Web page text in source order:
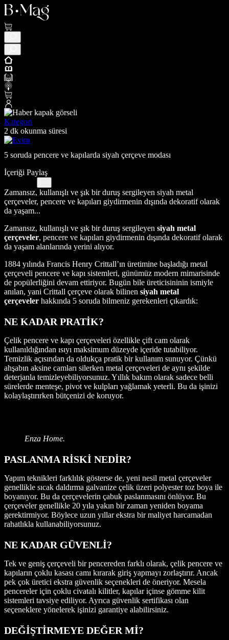
Kategori
2 dk okunma süresi
5 soruda pencere ve kapılarda siyah çerçeve modası
İçeriği Paylaş
Zamansız, kullanışlı ve şık bir duruş sergileyen siyah metal
çerçeveler, pencere ve kapıları giydirmenin dışında dekoratif olarak
da yaşam...
Zamansız, kullanışlı ve şık bir duruş sergileyen siyah metal
çerçeveler, pencere ve kapıları giydirmenin dışında dekoratif olarak
da yaşam alanlarında yerini alıyor.
1884 yılında Francis Henry Crittall’ın üretimine başladığı metal
çerçeveli pencere ve kapı sistemleri, günümüz modern mimarisinde
de popülerliğini devam ettiriyor. Bugün bile üreticisininin ismiyle
anılan, yani Crittall çerçeve olarak bilinen siyah metal
çerçeveler hakkında 5 soruda bilmeniz gerekenleri çıkardık:
NE KADAR PRATİK?
Çelik pencere ve kapı çerçeveleri özellikle çift cam olarak
kullanıldığından ısıyı maksimum düzeyde içeride tutabiliyor.
Temizlik açısından da oldukça pratik bir kullanım sunuyor. Çünkü
ahşabın aksine camları silerken metal çerçeveleri de aynı şekilde
deterjanla temizleyebiliyorsunuz. Yıllık bakım olarak sadece belli
sürelerde menteşe, pivot ve kulpları yağlamak yeterli. Bu da işinizi
kolaylaştırırken bütçenizi de koruyor.
Enza Home.
PASLANMA RİSKİ NEDİR?
Yapım teknikleri farklılık gösterse de, yeni nesil metal çerçeveler
genellikle sıcak daldırma galvanize çelik üzeri polyester toz boya ile
boyanıyor. Bu da çerçevelerin çabuk paslanmasını önlüyor. Bu
çerçeveler genellikle 20 yıla yakın bir zaman yeniden boyama
gerektirmiyor. Böylece uzun yıllar ekstra bir maliyet harcamadan
rahatlıkla kullanabiliyorsunuz.
NE KADAR GÜVENLİ?
Tek ve geniş çerçeveli bir pencereden farklı olarak, çelik pencere ve
kapıların çoklu kasası camı kırarak giriş yapmayı zorlaştırır. Ancak
pek çok üretici ekstra güvenlik seçenekleri de öneriyor. Mesela
pencereler için çoklu civatalı kilitler, kapılar içinse gömme kilit
sistemleri tavsiye ediliyor. Ayrıca güvenlik sertifikası olan
seçeneklere yönelerek işinizi garantiye alabilirsiniz.
DEĞİŞTİRMEYE DEĞER Mİ?